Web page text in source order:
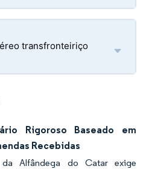
transfronteiriço
Rigoroso Baseado em
Recebidas
Alfândega do Catar exige